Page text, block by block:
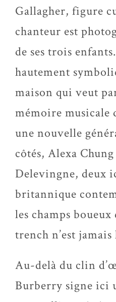
Gallagher, figure
chanteur est
de ses trois
hautement
maison qui veut
mémoire musicale
une nouvelle
côtés, Alexa
Delevingne, deux
britannique
les champs
trench n’est
Au-delà du clin d’
Burberry signe ici